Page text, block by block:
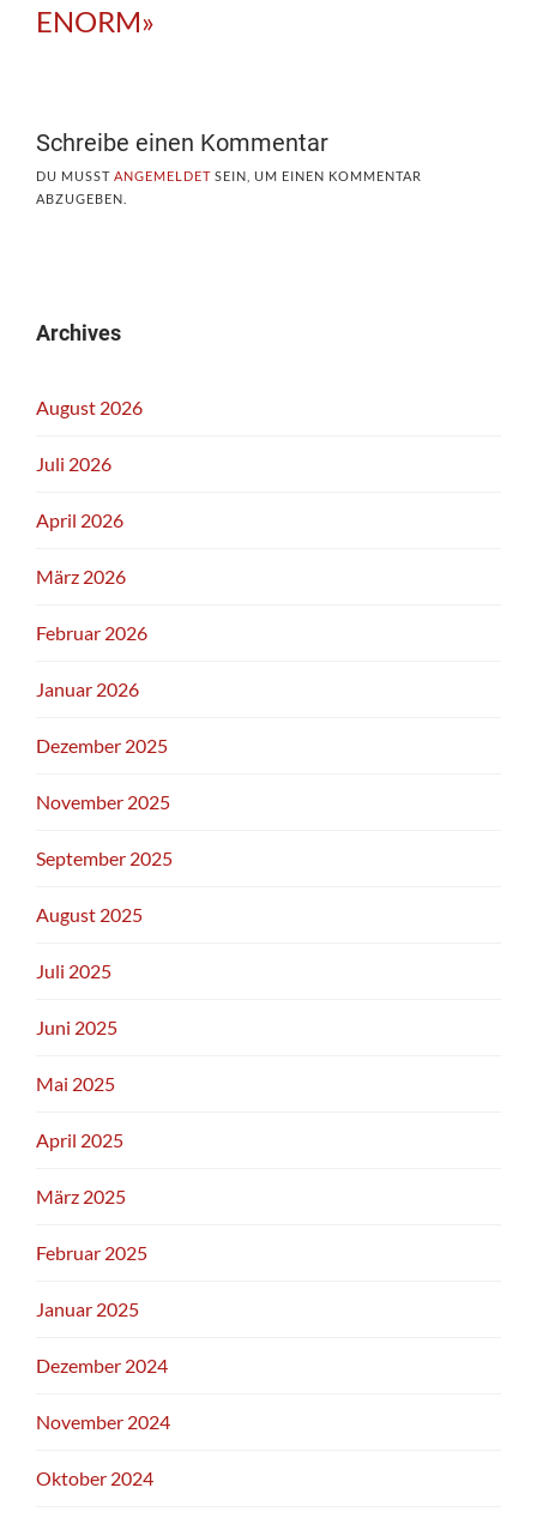
ENORM»
Schreibe einen Kommentar
DU MUSST ANGEMELDET SEIN, UM EINEN KOMMENTAR
ABZUGEBEN.
Archives
August 2026
Juli 2026
April 2026
März 2026
Februar 2026
Januar 2026
Dezember 2025
November 2025
September 2025
August 2025
Juli 2025
Juni 2025
Mai 2025
April 2025
März 2025
Februar 2025
Januar 2025
Dezember 2024
November 2024
Oktober 2024